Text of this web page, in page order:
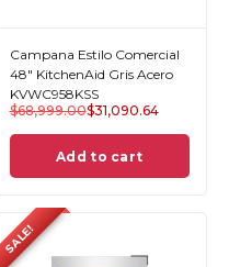
Campana Estilo Comercial
48" KitchenAid Gris Acero
KVWC958KSS
$68,999.00$31,090.64
Add to cart
SALE!